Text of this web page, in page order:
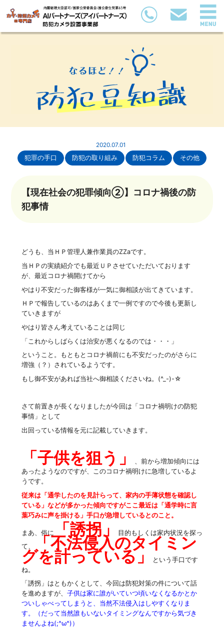
2020.07.01
犯罪の手口
防犯の取り組み 防犯コラム その他
【現在社会の犯罪傾向②】コロナ禍後の防
犯事情
どうも、当ＨＰ管理人兼作業員のZZaです。
当ＨＰの実績紹介でも最近ＵＰさせていただいております
が、最近コロナ禍開けてから
やはり不安だった御客様が一気に御相談が出てきています。
ＨＰで報告しているのはあくまで一例ですので今後も更新し
ていきますが
やはり皆さん考えていることは同じ
「これからしばらくは治安が悪くなるのでは・・・」
ということ。もともとコロナ禍前にも不安だったのがさらに
増強（？）されているようです。
もし御不安があれば当社へ御相談くださいね。(^_-)-☆
さて前置きが長くなりましたが今回は「コロナ禍明けの防犯
事情」として
出回っている情報を元に記載していきます。
「子供を狙う」
、前から増加傾向には
あったようなのですが、このコロナ禍明けに急増しているよ
うです。
従来は「通学したのを見計らって、家内の手薄状態を確認し
ている」などが多かった傾向ですがここ最近は「通学時に言
葉巧みに声を掛ける」手口が急増しているとのこと。
まあ、俗に 「誘拐」
目的もしくは家内状況を探っ
て、
「不法侵入のタイミン
グを計っている」
という手口です
ね。
「誘拐」はともかくとして、今回は防犯対策の件について話
を進めますが、 子供は家に誰がいていつ頃いなくなるかとか
ついしゃべってしまうと、当然不法侵入はしやすくなりま
す。（だって当然誰もいないタイミングなんですから気づき
ませんよね(;^ω^)）